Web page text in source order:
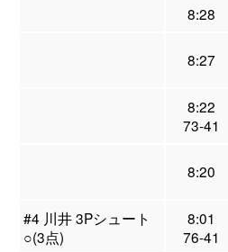
8:28
8:27
8:22
73-41
8:20
#4 川井 3Pシュート
○(3点)
8:01
76-41